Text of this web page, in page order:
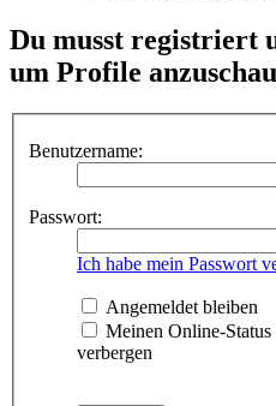
Du musst registriert
um Profile
Benutzername:
Passwort:
Ich habe mein Passwort
Angemeldet bleiben
Meinen Online-
verbergen